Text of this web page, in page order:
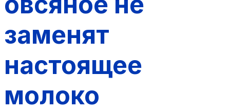
заменят
настоящее
молоко